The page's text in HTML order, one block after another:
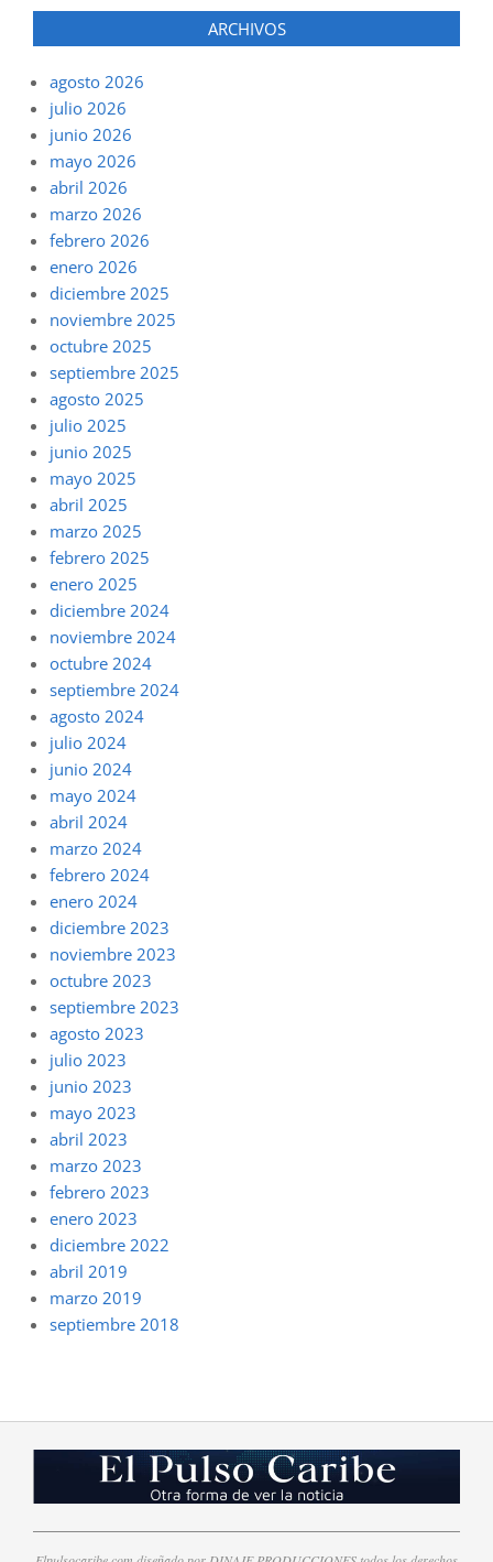
ARCHIVOS
agosto 2026
julio 2026
junio 2026
mayo 2026
abril 2026
marzo 2026
febrero 2026
enero 2026
diciembre 2025
noviembre 2025
octubre 2025
septiembre 2025
agosto 2025
julio 2025
junio 2025
mayo 2025
abril 2025
marzo 2025
febrero 2025
enero 2025
diciembre 2024
noviembre 2024
octubre 2024
septiembre 2024
agosto 2024
julio 2024
junio 2024
mayo 2024
abril 2024
marzo 2024
febrero 2024
enero 2024
diciembre 2023
noviembre 2023
octubre 2023
septiembre 2023
agosto 2023
julio 2023
junio 2023
mayo 2023
abril 2023
marzo 2023
febrero 2023
enero 2023
diciembre 2022
abril 2019
marzo 2019
septiembre 2018